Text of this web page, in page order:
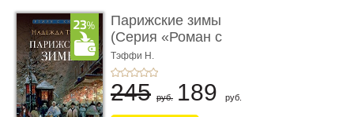
Парижские зимы
(Серия «Роман с
книгой»)
Тэффи Н.
245 руб. 189 руб.